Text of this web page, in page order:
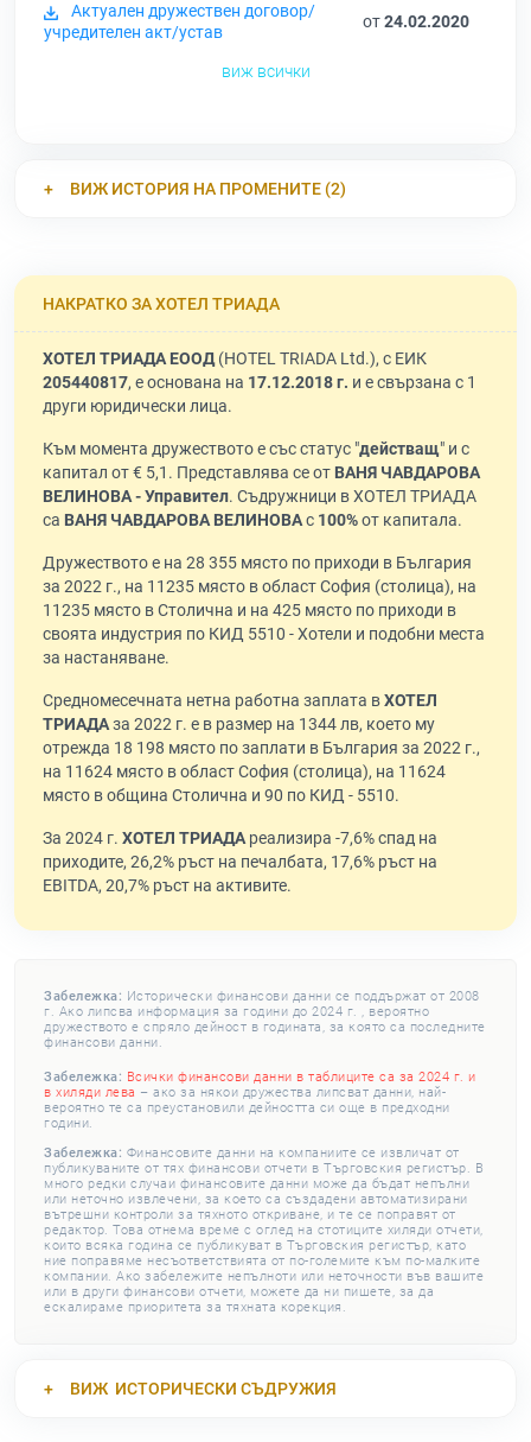
Актуален дружествен договор/
учредителен акт/устав
от24.02.2020
виж всички
ВИЖ ИСТОРИЯ НА ПРОМЕНИТЕ (2)
НАКРАТКО ЗА ХОТЕЛ ТРИАДА
ХОТЕЛ ТРИАДА ЕООД(HOTEL TRIADA Ltd.), с ЕИК
205440817, е основана на 17.12.2018 г. и е свързана с 1
други юридически лица.
Към момента дружеството е със статус "действащ" и с
капитал от € 5,1. Представлява се от ВАНЯ ЧАВДАРОВА
ВЕЛИНОВА - Управител. Съдружници в ХОТЕЛ ТРИАДА
са ВАНЯ ЧАВДАРОВА ВЕЛИНОВАс 100%от капитала.
Дружеството е на 28 355 място по приходи в България
за 2022 г., на 11235 място в област София (столица), на
11235 място в Столична и на 425 място по приходи в
своята индустрия по КИД 5510 - Хотели и подобни места
за настаняване.
Средномесечната нетна работна заплата вХОТЕЛ
ТРИАДАза 2022 г. е в размер на 1344 лв, което му
отрежда 18 198 място по заплати в България за 2022 г.,
на 11624 място в област София (столица), на 11624
място в община Столична и 90 по КИД - 5510.
За 2024 г. ХОТЕЛ ТРИАДАреализира -7,6% спад на
приходите, 26,2% ръст на печалбата, 17,6% ръст на
EBITDA, 20,7% ръст на активите.
Забележка: Исторически финансови данни се поддържат от 2008
г. Ако липсва информация за години до 2024 г. , вероятно
дружеството е спряло дейност в годината, за която са последните
финансови данни.
Забележка: Всички финансови данни в таблиците са за 2024 г. и
в хиляди лева – ако за някои дружества липсват данни, най-
вероятно те са преустановили дейността си още в предходни
години.
Забележка: Финансовите данни на компаниите се извличат от
публикуваните от тях финансови отчети в Търговския регистър. В
много редки случаи финансовите данни може да бъдат непълни
или неточно извлечени, за което са създадени автоматизирани
вътрешни контроли за тяхното откриване, и те се поправят от
редактор. Това отнема време с оглед на стотиците хиляди отчети,
които всяка година се публикуват в Търговския регистър, като
ние поправяме несъответствията от по-големите към по-малките
компании. Ако забележите непълноти или неточности във вашите
или в други финансови отчети, можете да ни пишете, за да
ескалираме приоритета за тяхната корекция.
ВИЖ ИСТОРИЧЕСКИ СЪДРУЖИЯ